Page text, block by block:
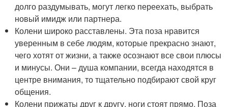
долго раздумывать, могут легко переехать, выбрать
новый имидж или партнера.
Колени широко расставлены. Эта поза нравится
уверенным в себе людям, которые прекрасно знают,
чего хотят от жизни, а также осознают все свои плюсы
и минусы. Они – душа компании, всегда находятся в
центре внимания, то тщательно подбирают свой круг
общения.
Колени прижаты друг к другу, ноги стоят прямо. Поза